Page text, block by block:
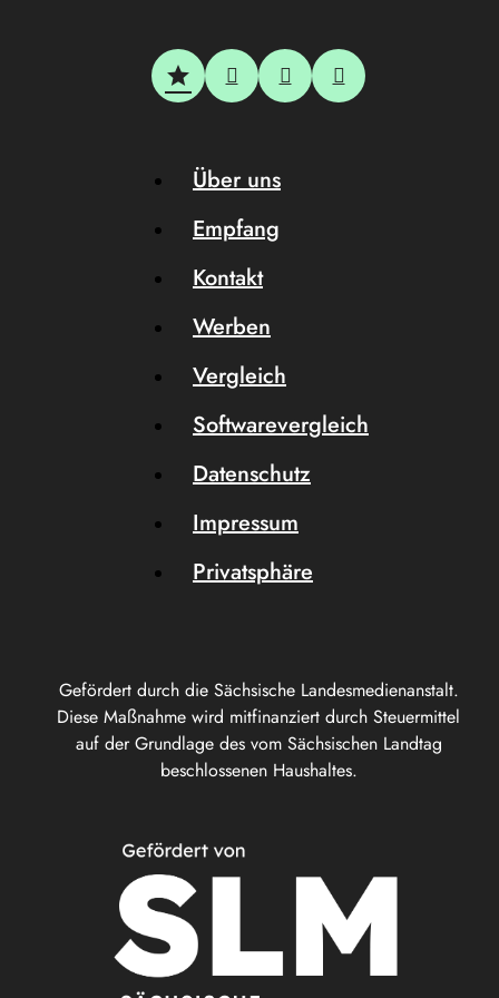
Gefördert durch die Sächsische Landesmedienanstalt.
Diese Maßnahme wird mitfinanziert durch Steuermittel
auf der Grundlage des vom Sächsischen Landtag
beschlossenen Haushaltes.
Über uns
Empfang
Kontakt
Werben
Vergleich
Softwarevergleich
Datenschutz
Impressum
Privatsphäre